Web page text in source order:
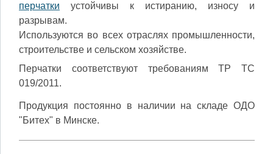
перчатки устойчивы к истиранию, износу и
разрывам.
Используются во всех отраслях промышленности,
строительстве и сельском хозяйстве.
Перчатки соответствуют требованиям ТР ТС
019/2011.
Продукция постоянно в наличии на складе ОДО
"Битех" в Минске.